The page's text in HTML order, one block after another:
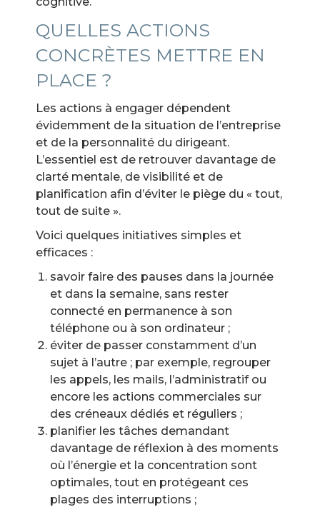
QUELLES ACTIONS
CONCRÈTES METTRE EN
PLACE ?
Les actions à engager dépendent
évidemment de la situation de l’entreprise
et de la personnalité du dirigeant.
L’essentiel est de retrouver davantage de
clarté mentale, de visibilité et de
planification afin d’éviter le piège du « tout,
tout de suite ».
Voici quelques initiatives simples et
efficaces :
savoir faire des pauses dans la journée
et dans la semaine, sans rester
connecté en permanence à son
téléphone ou à son ordinateur ;
éviter de passer constamment d’un
sujet à l’autre ; par exemple, regrouper
les appels, les mails, l’administratif ou
encore les actions commerciales sur
des créneaux dédiés et réguliers ;
planifier les tâches demandant
davantage de réflexion à des moments
où l’énergie et la concentration sont
optimales, tout en protégeant ces
plages des interruptions ;